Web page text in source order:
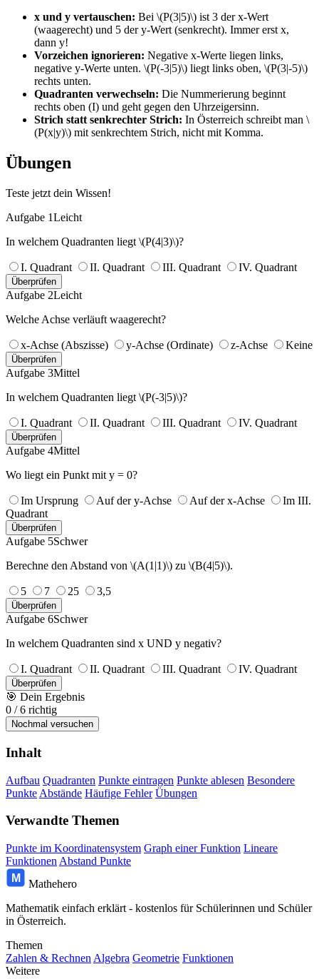
x und y vertauschen: Bei \(P(3|5)\) ist 3 der x-Wert
(waagerecht) und 5 der y-Wert (senkrecht). Immer erst x,
dann y!
Vorzeichen ignorieren: Negative x-Werte liegen links,
negative y-Werte unten. \(P(-3|5)\) liegt links oben, \(P(3|-5)\)
rechts unten.
Quadranten verwechseln: Die Nummerierung beginnt
rechts oben (I) und geht gegen den Uhrzeigersinn.
Strich statt senkrechter Strich: In Österreich schreibt man \
(P(x|y)\) mit senkrechtem Strich, nicht mit Komma.
Übungen
Teste jetzt dein Wissen!
Aufgabe 1Leicht
In welchem Quadranten liegt \(P(4|3)\)?
I. Quadrant II. Quadrant III. Quadrant IV. Quadrant
Überprüfen
Aufgabe 2Leicht
Welche Achse verläuft waagerecht?
x-Achse (Abszisse) y-Achse (Ordinate) z-Achse Keine
Überprüfen
Aufgabe 3Mittel
In welchem Quadranten liegt \(P(-3|5)\)?
I. Quadrant II. Quadrant III. Quadrant IV. Quadrant
Überprüfen
Aufgabe 4Mittel
Wo liegt ein Punkt mit y = 0?
Im Ursprung Auf der y-Achse Auf der x-Achse
Im III.
Quadrant
Überprüfen
Aufgabe 5Schwer
Berechne den Abstand von \(A(1|1)\) zu \(B(4|5)\).
5 7 25 3,5
Überprüfen
Aufgabe 6Schwer
In welchem Quadranten sind x UND y negativ?
I. Quadrant II. Quadrant III. Quadrant IV. Quadrant
Überprüfen
🎯 Dein Ergebnis
0 /6 richtig
Nochmal versuchen
Inhalt
Aufbau Quadranten Punkte eintragen Punkte ablesen Besondere
Punkte Abstände Häufige Fehler Übungen
Verwandte Themen
Punkte im Koordinatensystem Graph einer Funktion Lineare
Funktionen Abstand Punkte
M
Mathehero
Mathematik einfach erklärt - kostenlos für Schülerinnen und Schüler
in Österreich.
Themen
Zahlen & Rechnen Algebra Geometrie Funktionen
Weitere